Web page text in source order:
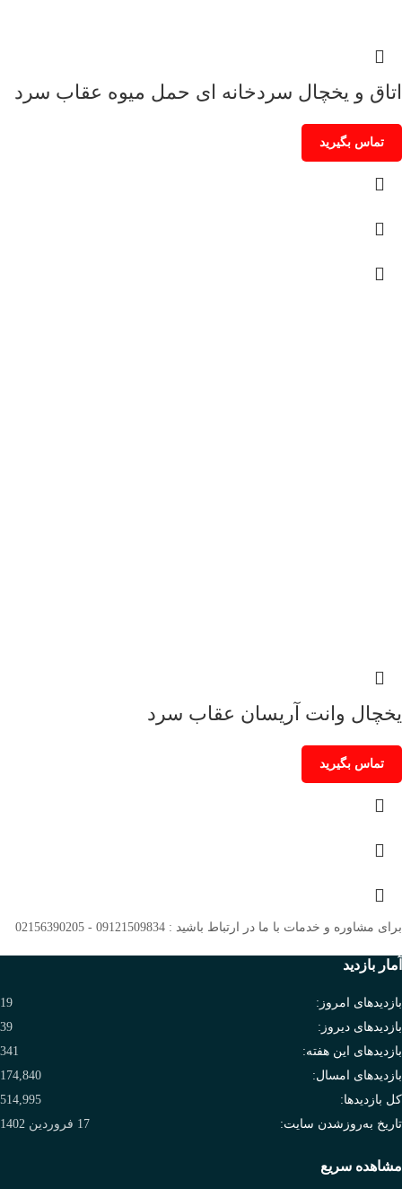
اتاق و یخچال سردخانه ای حمل میوه عقاب سرد
تماس بگیرید
یخچال وانت آریسان عقاب سرد
تماس بگیرید
برای مشاوره و خدمات با ما در ارتباط باشید : 09121509834 - 02156390205
آمار بازدید
بازدیدهای امروز:
19
بازدیدهای دیروز:
39
بازدیدهای این هفته:
341
بازدیدهای امسال:
174,840
کل بازدیدها:
514,995
تاریخ به‌روزشدن سایت:
17 فروردین 1402
مشاهده سریع